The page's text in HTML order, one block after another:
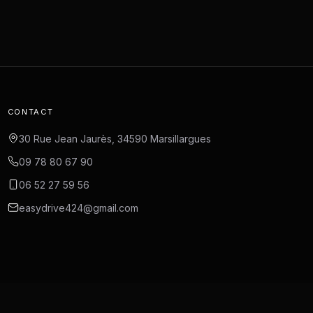
CONTACT
30 Rue Jean Jaurès, 34590 Marsillargues
09 78 80 67 90
06 52 27 59 56
easydrive424@gmail.com